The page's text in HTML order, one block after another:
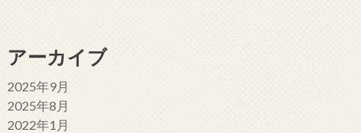
アーカイブ
2025年9月
2025年8月
2022年1月